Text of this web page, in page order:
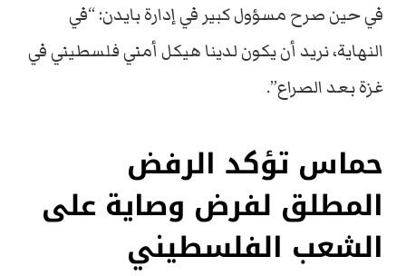
في حين صرح مسؤول كبير في إدارة بايدن: “في
النهاية، نريد أن يكون لدينا هيكل أمني فلسطيني في
غزة بعد الصراع”.
حماس تؤكد الرفض
المطلق لفرض وصاية على
الشعب الفلسطيني